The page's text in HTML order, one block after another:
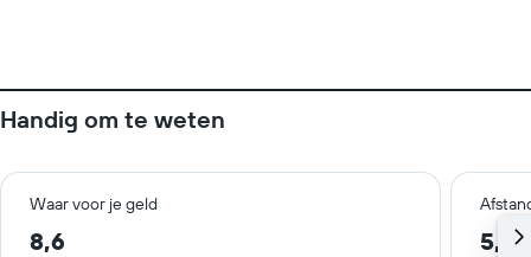
Handig om te weten
Waar voor je geld
8,6 5,4